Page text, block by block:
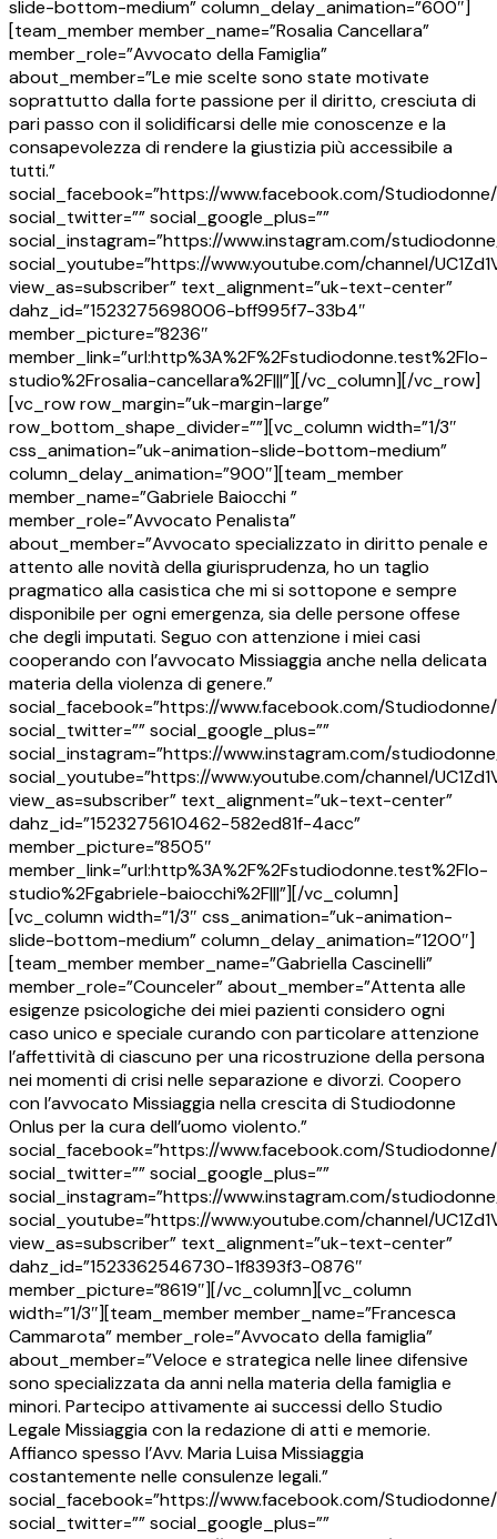
slide-bottom-medium” column_delay_animation=”600″]
[team_member member_name=”Rosalia Cancellara”
member_role=”Avvocato della Famiglia”
about_member=”Le mie scelte sono state motivate
soprattutto dalla forte passione per il diritto, cresciuta di
pari passo con il solidificarsi delle mie conoscenze e la
consapevolezza di rendere la giustizia più accessibile a
tutti.”
social_facebook=”https://www.facebook.com/
social_twitter=”” social_google_plus=””
social_instagram=”https://www.instagram.com/
social_youtube=”https://www.youtube.com/channel/
view_as=subscriber” text_alignment=”uk-text-center”
dahz_id=”1523275698006-bff995f7-33b4″
member_picture=”8236″
member_link=”url:http%3A%2F%2Fstudiodonne.test%2Flo-
studio%2Frosalia-cancellara%2F|||”][/vc_column][/vc_row]
[vc_row row_margin=”uk-margin-large”
row_bottom_shape_divider=””][vc_column width=”1/3″
css_animation=”uk-animation-slide-bottom-medium”
column_delay_animation=”900″][team_member
member_name=”Gabriele Baiocchi ”
member_role=”Avvocato Penalista”
about_member=”Avvocato specializzato in diritto penale e
attento alle novità della giurisprudenza, ho un taglio
pragmatico alla casistica che mi si sottopone e sempre
disponibile per ogni emergenza, sia delle persone offese
che degli imputati. Seguo con attenzione i miei casi
cooperando con l’avvocato Missiaggia anche nella delicata
materia della violenza di genere.”
social_facebook=”https://www.facebook.com/
social_twitter=”” social_google_plus=””
social_instagram=”https://www.instagram.com/
social_youtube=”https://www.youtube.com/channel/
view_as=subscriber” text_alignment=”uk-text-center”
dahz_id=”1523275610462-582ed81f-4acc”
member_picture=”8505″
member_link=”url:http%3A%2F%2Fstudiodonne.test%2Flo-
studio%2Fgabriele-baiocchi%2F|||”][/vc_column]
[vc_column width=”1/3″ css_animation=”uk-animation-
slide-bottom-medium” column_delay_animation=”1200″]
[team_member member_name=”Gabriella Cascinelli”
member_role=”Counceler” about_member=”Attenta alle
esigenze psicologiche dei miei pazienti considero ogni
caso unico e speciale curando con particolare attenzione
l’affettività di ciascuno per una ricostruzione della persona
nei momenti di crisi nelle separazione e divorzi. Coopero
con l’avvocato Missiaggia nella crescita di Studiodonne
Onlus per la cura dell’uomo violento.”
social_facebook=”https://www.facebook.com/
social_twitter=”” social_google_plus=””
social_instagram=”https://www.instagram.com/
social_youtube=”https://www.youtube.com/channel/
view_as=subscriber” text_alignment=”uk-text-center”
dahz_id=”1523362546730-1f8393f3-0876″
member_picture=”8619″][/vc_column][vc_column
width=”1/3″][team_member member_name=”Francesca
Cammarota” member_role=”Avvocato della famiglia”
about_member=”Veloce e strategica nelle linee difensive
sono specializzata da anni nella materia della famiglia e
minori. Partecipo attivamente ai successi dello Studio
Legale Missiaggia con la redazione di atti e memorie.
Affianco spesso l’Avv. Maria Luisa Missiaggia
costantemente nelle consulenze legali.”
social_facebook=”https://www.facebook.com/
social_twitter=”” social_google_plus=””